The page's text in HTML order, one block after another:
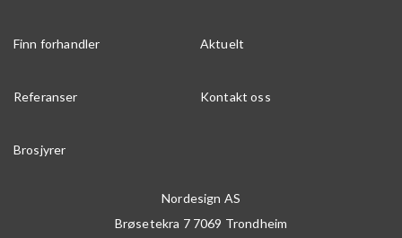
Finn forhandler Aktuelt
Referanser Kontakt oss
Brosjyrer
Nordesign AS
Brøsetekra 7 7069 Trondheim